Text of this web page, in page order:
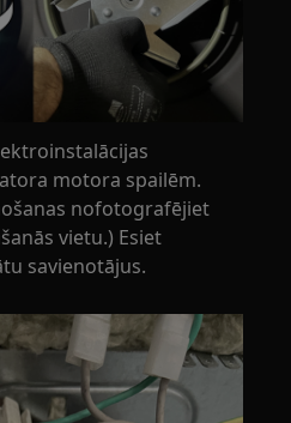
motora spailēm.
nofotografējiet
vietu.) Esiet
savienotājus.